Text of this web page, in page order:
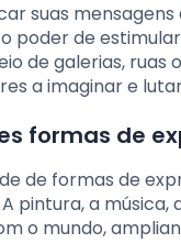
suas
poder de
de galerias,
a imaginar e
formas de
de formas de
pintura, a
o mundo,